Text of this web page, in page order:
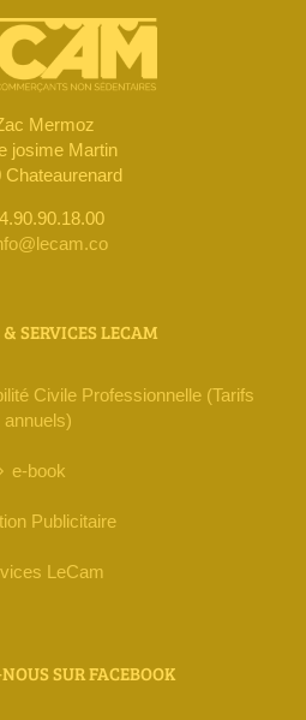
Mermoz
josime Martin
Chateaurenard
SERVICES LECAM
Civile Professionnelle (Tarifs
annuels)
e-book
Publicitaire
LeCam
SUR FACEBOOK